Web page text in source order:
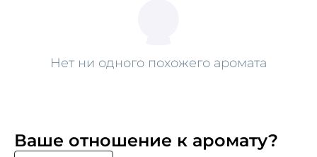
Нет ни одного похожего аромата
Ваше отношение к аромату?